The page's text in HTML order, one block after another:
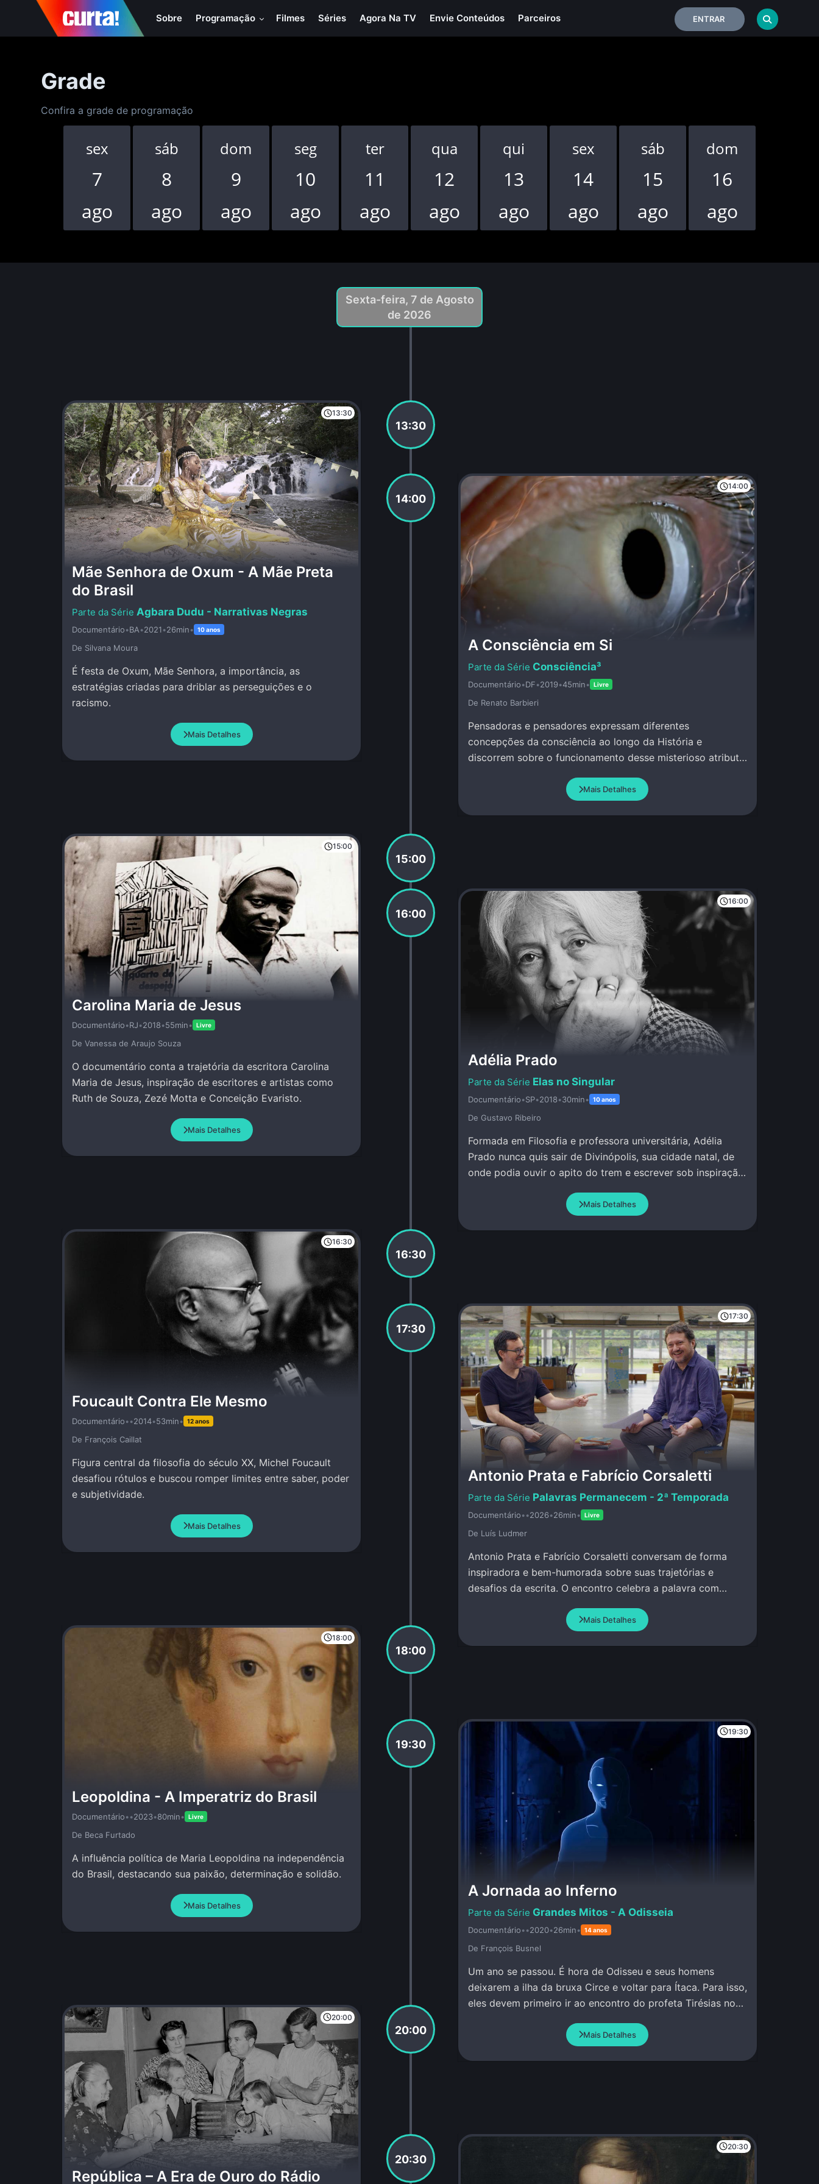
Sobre Programação Filmes Séries Agora Na TV Envie Conteúdos Parceiros ENTRAR
Grade
Confira a grade de programação
sex
7
ago
sáb
8
ago
dom
9
ago
seg
10
ago
ter
11
ago
qua
12
ago
qui
13
ago
sex
14
ago
sáb
15
ago
dom
16
ago
Sexta-feira, 7 de Agosto
de 2026
13:30
13:30
Mãe Senhora de Oxum - A Mãe Preta
do Brasil
Agbara Dudu - Narrativas Negras
Documentário•BA•2021•26min• 10 anos
De Silvana Moura
É festa de Oxum, Mãe Senhora, a importância, as
estratégias criadas para driblar as perseguições e o
racismo.
Mais Detalhes
14:00
14:00
A Consciência em Si
Consciência³
Documentário•DF•2019•45min• Livre
De Renato Barbieri
Pensadoras e pensadores expressam diferentes
concepções da consciência ao longo da História e
discorrem sobre o funcionamento desse misterioso atributo
Mais Detalhes
15:00
15:00
Carolina Maria de Jesus
Documentário•RJ•2018•55min• Livre
De Vanessa de Araujo Souza
O documentário conta a trajetória da escritora Carolina
Maria de Jesus, inspiração de escritores e artistas como
Ruth de Souza, Zezé Motta e Conceição Evaristo.
Mais Detalhes
16:00
16:00
Adélia Prado
Elas no Singular
Documentário•SP•2018•30min• 10 anos
De Gustavo Ribeiro
Formada em Filosofia e professora universitária, Adélia
Prado nunca quis sair de Divinópolis, sua cidade natal, de
onde podia ouvir o apito do trem e escrever sob inspiração
Mais Detalhes
16:30
16:30
Foucault Contra Ele Mesmo
Documentário••2014•53min• 12 anos
De François Caillat
Figura central da filosofia do século XX, Michel Foucault
desafiou rótulos e buscou romper limites entre saber, poder
e subjetividade.
Mais Detalhes
17:30
17:30
Antonio Prata e Fabrício Corsaletti
Palavras Permanecem - 2ª Temporada
Documentário••2026•26min• Livre
De Luí­s Ludmer
Antonio Prata e Fabrício Corsaletti conversam de forma
inspiradora e bem-humorada sobre suas trajetórias e
desafios da escrita. O encontro celebra a palavra com
Mais Detalhes
18:00
18:00
Leopoldina - A Imperatriz do Brasil
Documentário••2023•80min• Livre
De Beca Furtado
A influência política de Maria Leopoldina na independência
do Brasil, destacando sua paixão, determinação e solidão.
Mais Detalhes
19:30
19:30
A Jornada ao Inferno
Grandes Mitos - A Odisseia
Documentário••2020•26min• 14 anos
De François Busnel
Um ano se passou. É hora de Odisseu e seus homens
deixarem a ilha da bruxa Circe e voltar para Ítaca. Para isso,
eles devem primeiro ir ao encontro do profeta Tirésias no
Mais Detalhes
20:00
20:00
República – A Era de Ouro do Rádio
20:30
20:30